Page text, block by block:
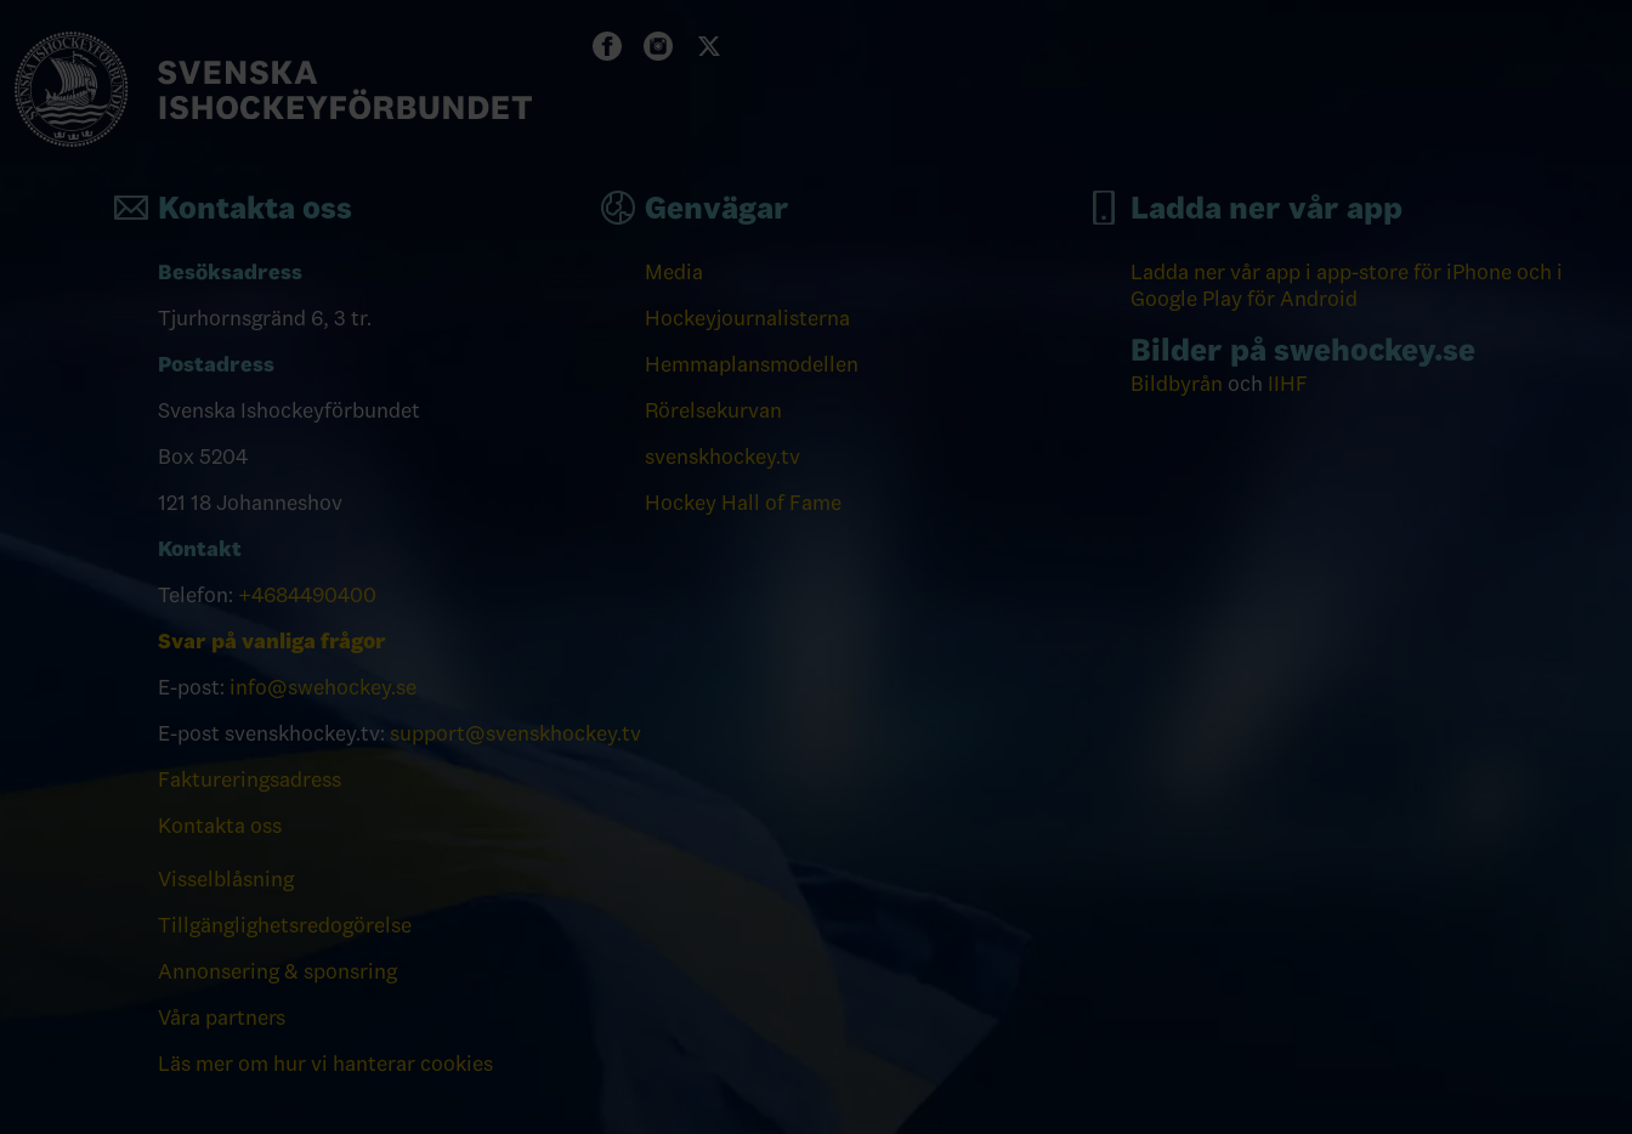
Kontakta oss
Besöksadress
Tjurhornsgränd 6, 3 tr.
Postadress
Svenska Ishockeyförbundet
Box 5204
121 18 Johanneshov
Kontakt
Telefon: +4684490400
Svar på vanliga frågor
E-post: info@swehockey.se
E-post svenskhockey.tv: support@svenskhockey.tv
Faktureringsadress
Kontakta oss
Visselblåsning
Tillgänglighetsredogörelse
Annonsering & sponsring
Våra partners
Läs mer om hur vi hanterar cookies
Genvägar
Media
Hockeyjournalisterna
Hemmaplansmodellen
Rörelsekurvan
svenskhockey.tv
Hockey Hall of Fame
Ladda ner vår app
Ladda ner vår app i app-store för iPhone och i
Google Play för Android
Bilder på swehockey.se
Bildbyrån och IIHF